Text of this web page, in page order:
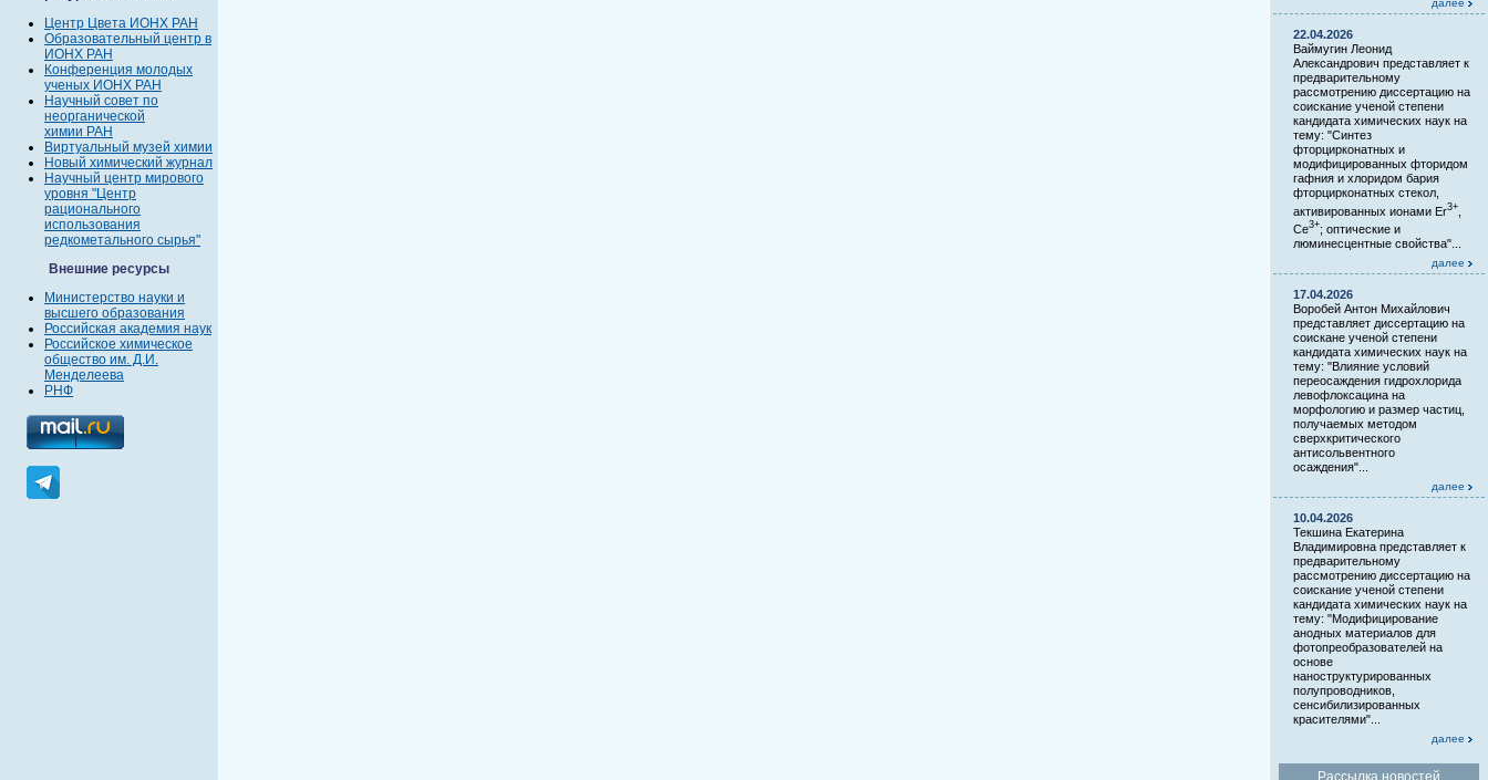
Центр Цвета ИОНХ РАН
Образовательный центр в
ИОНХ РАН
Конференция молодых
ученых ИОНХ РАН
Научный совет по
неорганической
химии РАН
Виртуальный музей химии
Новый химический журнал
Научный центр мирового
уровня "Центр
рационального
использования
редкометального сырья"
Внешние ресурсы
Министерство науки и
высшего образования
Российская академия наук
Российское химическое
общество им. Д.И.
Менделеева
РНФ
далее
22.04.2026
Ваймугин Леонид
Александрович представляет к
предварительному
рассмотрению диссертацию на
соискание ученой степени
кандидата химических наук на
тему: "Синтез
фторцирконатных и
модифицированных фторидом
гафния и хлоридом бария
фторцирконатных стекол,
активированных ионами Er3+
Ce3+; оптические и
люминесцентные свойства"...
далее
17.04.2026
Воробей Антон Михайлович
представляет диссертацию на
соискане ученой степени
кандидата химических наук на
тему: "Влияние условий
переосаждения гидрохлорида
левофлоксацина на
морфологию и размер частиц,
получаемых методом
сверхкритического
антисольвентного
осаждения"...
далее
10.04.2026
Текшина Екатерина
Владимировна представляет к
предварительному
рассмотрению диссертацию на
соискание ученой степени
кандидата химических наук на
тему: "Модифицирование
анодных материалов для
фотопреобразователей на
основе
наноструктурированных
полупроводников,
сенсибилизированных
красителями"...
далее